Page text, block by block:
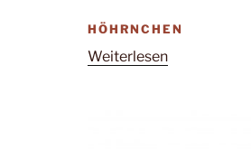
HÖHRNCHEN
Weiterlesen